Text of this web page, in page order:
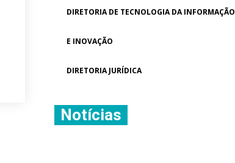
DIRETORIA DE TECNOLOGIA DA INFORMAÇÃO
E INOVAÇÃO
DIRETORIA JURÍDICA
Notícias